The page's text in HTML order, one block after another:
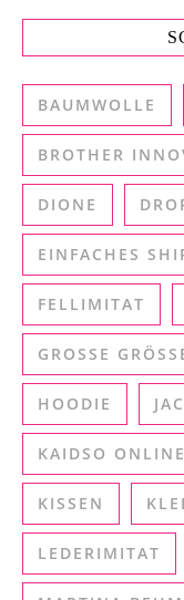
BAUMWOLLE
BROTHER
DIONE
EINFACHES
FELLIMITAT
GROSSE GRÖSSEN
HOODIE
KAIDSO
KISSEN
LEDERIMITAT